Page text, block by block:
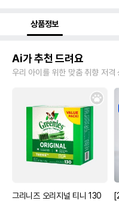
상품정보
Ai가 추천 드려요
우리 아이를 위한 맞춤 취향 저격
그리니즈 오리지널 티니 130